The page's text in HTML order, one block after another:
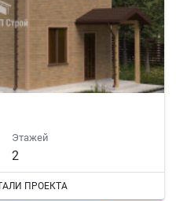
Этажей
2
ПРОЕКТА